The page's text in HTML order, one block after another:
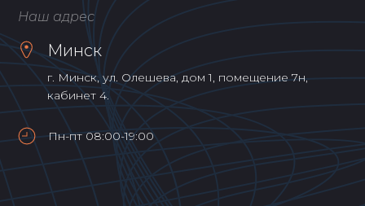
Наш адрес
Минск
г. Минск, ул. Олешева, дом 1, помещение 7н,
кабинет 4.
Пн-пт 08:00-19:00